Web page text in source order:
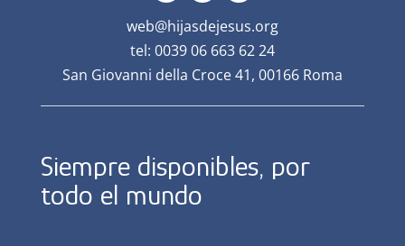
web@hijasdejesus.org
tel: 0039 06 663 62 24
San Giovanni della Croce 41, 00166 Roma
Siempre disponibles, por
todo el mundo